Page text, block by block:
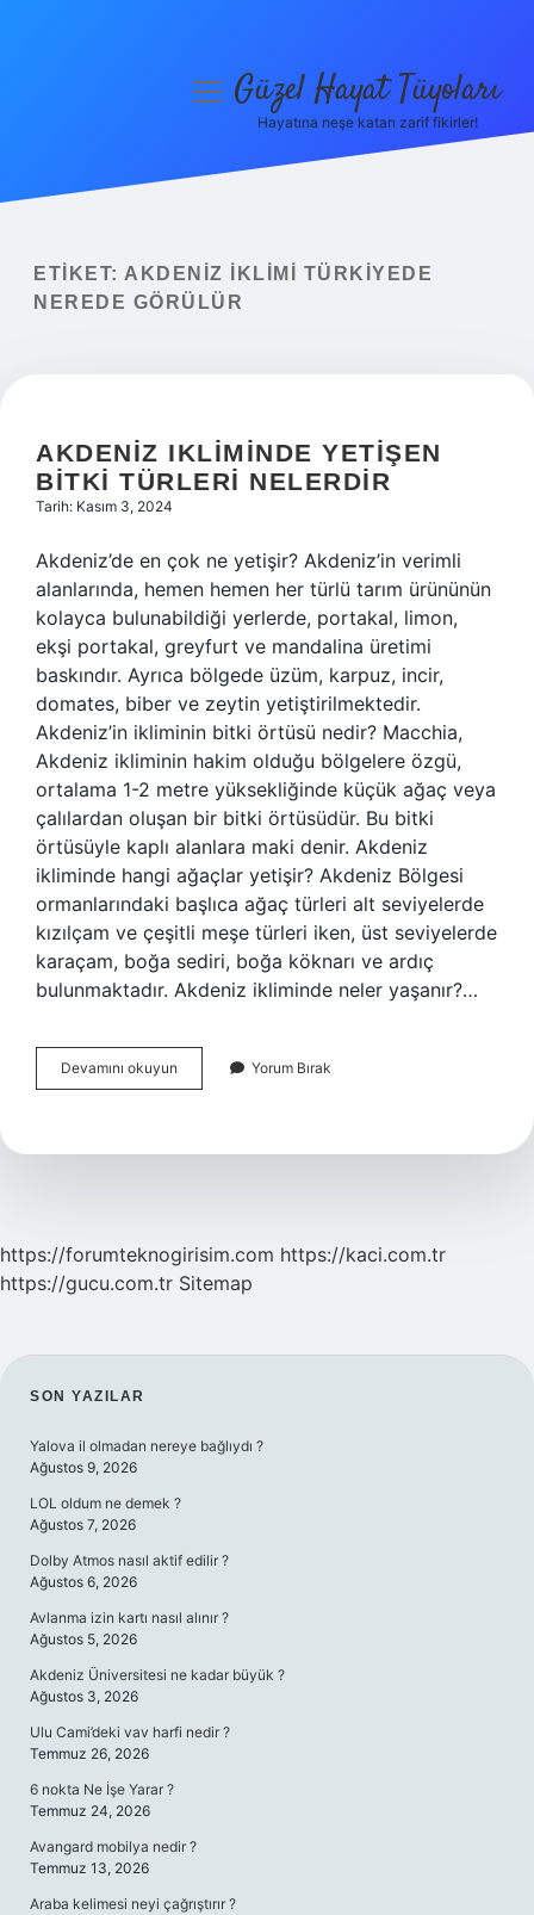
Yasal Uyarı
menüyüGüzel Hayat Tüyoları
Hayatına neşe katan zarif fikirler!
ETIKET: AKDENIZ IKLIMI TÜRKIYEDE
NEREDE GÖRÜLÜR
AKDENIZ IKLIMINDE YETIŞEN
BITKI TÜRLERI NELERDIR
Tarih: Kasım 3, 2024
Akdeniz’de en çok ne yetişir? Akdeniz’in verimli
alanlarında, hemen hemen her türlü tarım ürününün
kolayca bulunabildiği yerlerde, portakal, limon,
ekşi portakal, greyfurt ve mandalina üretimi
baskındır. Ayrıca bölgede üzüm, karpuz, incir,
domates, biber ve zeytin yetiştirilmektedir.
Akdeniz’in ikliminin bitki örtüsü nedir? Macchia,
Akdeniz ikliminin hakim olduğu bölgelere özgü,
ortalama 1-2 metre yüksekliğinde küçük ağaç veya
çalılardan oluşan bir bitki örtüsüdür. Bu bitki
örtüsüyle kaplı alanlara maki denir. Akdeniz
ikliminde hangi ağaçlar yetişir? Akdeniz Bölgesi
ormanlarındaki başlıca ağaç türleri alt seviyelerde
kızılçam ve çeşitli meşe türleri iken, üst seviyelerde
karaçam, boğa sediri, boğa köknarı ve ardıç
bulunmaktadır. Akdeniz ikliminde neler yaşanır?…
Devamını okuyun Akdeniz
Ikliminde
Türleri
Yorum Bırak
https://forumteknogirisim.com https://kaci.com.tr
https://gucu.com.tr Sitemap
SIDEBAR
SON YAZILAR
Yalova il olmadan nereye bağlıydı ?
Ağustos 9, 2026
LOL oldum ne demek ?
Ağustos 7, 2026
Dolby Atmos nasıl aktif edilir ?
Ağustos 6, 2026
Avlanma izin kartı nasıl alınır ?
Ağustos 5, 2026
Akdeniz Üniversitesi ne kadar büyük ?
Ağustos 3, 2026
Ulu Cami’deki vav harfi nedir ?
Temmuz 26, 2026
6 nokta Ne İşe Yarar ?
Temmuz 24, 2026
Avangard mobilya nedir ?
Temmuz 13, 2026
Araba kelimesi neyi çağrıştırır ?